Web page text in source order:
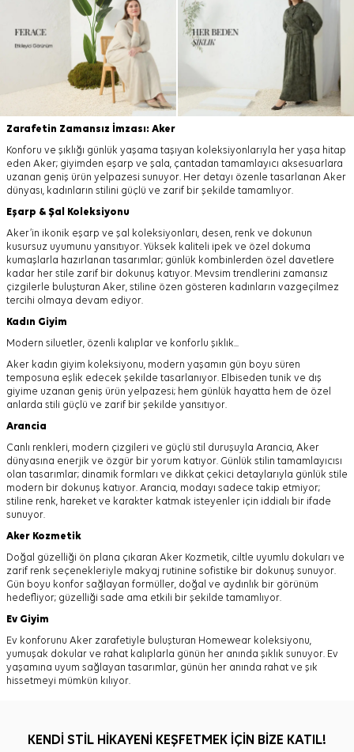
Zarafetin Zamansız İmzası: Aker
Konforu ve şıklığı günlük yaşama taşıyan koleksiyonlarıyla her yaşa hitap
eden Aker; giyimden eşarp ve şala, çantadan tamamlayıcı aksesuarlara
uzanan geniş ürün yelpazesi sunuyor. Her detayı özenle tasarlanan Aker
dünyası, kadınların stilini güçlü ve zarif bir şekilde tamamlıyor.
Eşarp & Şal Koleksiyonu
Aker’in ikonik eşarp ve şal koleksiyonları, desen, renk ve dokunun
kusursuz uyumunu yansıtıyor. Yüksek kaliteli ipek ve özel dokuma
kumaşlarla hazırlanan tasarımlar; günlük kombinlerden özel davetlere
kadar her stile zarif bir dokunuş katıyor. Mevsim trendlerini zamansız
çizgilerle buluşturan Aker, stiline özen gösteren kadınların vazgeçilmez
tercihi olmaya devam ediyor.
Kadın Giyim
Modern siluetler, özenli kalıplar ve konforlu şıklık...
Aker kadın giyim koleksiyonu, modern yaşamın gün boyu süren
temposuna eşlik edecek şekilde tasarlanıyor. Elbiseden tunik ve dış
giyime uzanan geniş ürün yelpazesi; hem günlük hayatta hem de özel
anlarda stili güçlü ve zarif bir şekilde yansıtıyor.
Arancia
Canlı renkleri, modern çizgileri ve güçlü stil duruşuyla Arancia, Aker
dünyasına enerjik ve özgür bir yorum katıyor. Günlük stilin tamamlayıcısı
olan tasarımlar; dinamik formları ve dikkat çekici detaylarıyla günlük stile
modern bir dokunuş katıyor. Arancia, modayı sadece takip etmiyor;
stiline renk, hareket ve karakter katmak isteyenler için iddialı bir ifade
sunuyor.
Aker Kozmetik
Doğal güzelliği ön plana çıkaran Aker Kozmetik, ciltle uyumlu dokuları ve
zarif renk seçenekleriyle makyaj rutinine sofistike bir dokunuş sunuyor.
Gün boyu konfor sağlayan formüller, doğal ve aydınlık bir görünüm
hedefliyor; güzelliği sade ama etkili bir şekilde tamamlıyor.
Ev Giyim
Ev konforunu Aker zarafetiyle buluşturan Homewear koleksiyonu,
yumuşak dokular ve rahat kalıplarla günün her anında şıklık sunuyor. Ev
yaşamına uyum sağlayan tasarımlar, günün her anında rahat ve şık
hissetmeyi mümkün kılıyor.
KENDİ STİL HİKAYENİ KEŞFETMEK İÇİN BİZE KATIL!